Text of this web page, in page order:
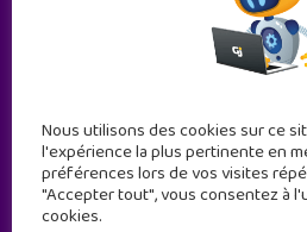
Nous utilisons des cookies sur ce
l'expérience la plus pertinente en
préférences lors de vos visites
"Accepter tout", vous consentez à
cookies.